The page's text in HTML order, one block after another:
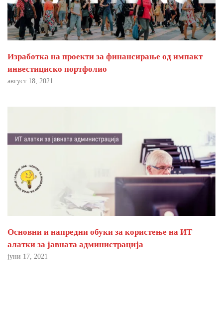
Изработка на проекти за финансирање од импакт
инвестициско портфолио
август 18, 2021
Основни и напредни обуки за користење на ИТ
алатки за јавната администрација
јуни 17, 2021